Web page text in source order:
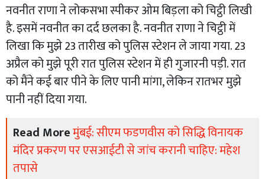
नवनीत राणा ने लोकसभा स्पीकर ओम बिड़ला को चिट्ठी लिखी
है. इसमें नवनीत का दर्द छलका है. नवनीत राणा ने चिट्ठी में
लिखा कि मुझे 23 तारीख को पुलिस स्टेशन ले जाया गया. 23
अप्रैल को मुझे पूरी रात पुलिस स्टेशन में ही गुजारनी पड़ी. रात
को मैंने कई बार पीने के लिए पानी मांगा, लेकिन रातभर मुझे
पानी नहीं दिया गया.
Read Moreमुंबई: सीएम फडणवीस को सिद्धि विनायक
मंदिर प्रकरण पर एसआईटी से जांच करानी चाहिए: महेश
तपासे